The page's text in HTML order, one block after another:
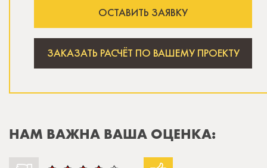
ОСТАВИТЬ ЗАЯВКУ
ЗАКАЗАТЬ РАСЧЁТ ПО ВАШЕМУ ПРОЕКТУ
НАМ ВАЖНА ВАША ОЦЕНКА: